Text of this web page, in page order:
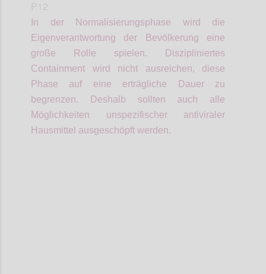
In der Normalisierungsphase wird die
Eigenverantwortung der Bevölkerung eine
große Rolle spielen.
Diszipliniertes
Containment wird nicht ausreichen, diese
Phase auf eine erträgliche Dauer zu
begrenzen. Deshalb sollten auch alle
Möglichkeiten unspezifischer antiviraler
Hausmittel ausgeschöpft werden.